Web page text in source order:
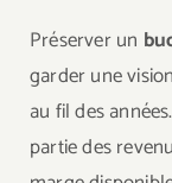
Préserver un
garder une
au fil des
partie des